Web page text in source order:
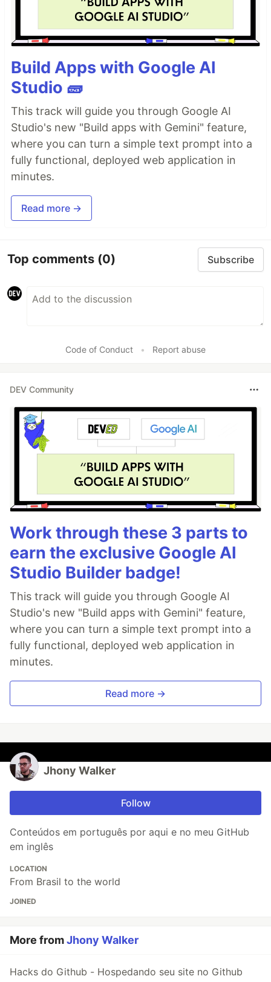
Build Apps with Google AI
Studio 🧱
This track will guide you through Google AI
Studio's new "Build apps with Gemini" feature,
where you can turn a simple text prompt into a
fully functional, deployed web application in
minutes.
Read more →
Top comments (0) Subscribe
Code of Conduct • Report abuse
DEV Community
Work through these 3 parts to
earn the exclusive Google AI
Studio Builder badge!
This track will guide you through Google AI
Studio's new "Build apps with Gemini" feature,
where you can turn a simple text prompt into a
fully functional, deployed web application in
minutes.
Read more →
Jhony Walker
Follow
Conteúdos em português por aqui e no meu GitHub
em inglês
LOCATION
From Brasil to the world
JOINED
More fromJhony Walker
Hacks do Github - Hospedando seu site no Github